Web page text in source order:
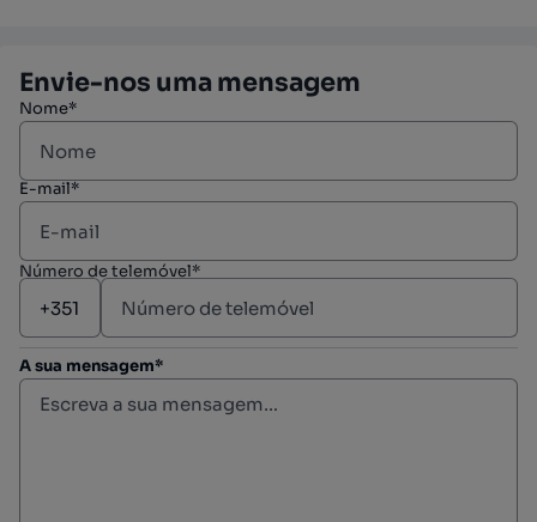
Envie-nos uma mensagem
Nome*
E-mail*
Número de telemóvel*
A sua mensagem*